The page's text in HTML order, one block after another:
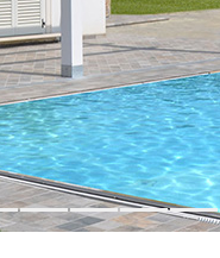
8 9 10 11